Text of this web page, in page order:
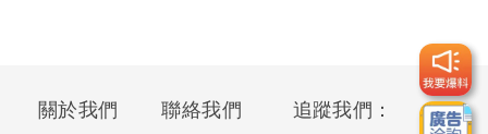
關於我們 聯絡我們 追蹤我們：